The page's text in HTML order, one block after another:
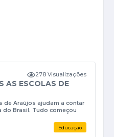
278 Visualizações
AS ESCOLAS DE
de Araújos ajudam a contar
começou
Educação